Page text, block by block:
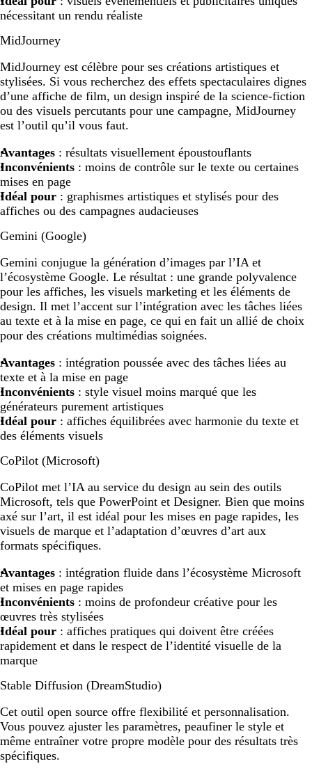
nécessitant un rendu réaliste
MidJourney
MidJourney est célèbre pour ses créations artistiques et
stylisées. Si vous recherchez des effets spectaculaires dignes
d’une affiche de film, un design inspiré de la science-fiction
ou des visuels percutants pour une campagne, MidJourney
est l’outil qu’il vous faut.
Avantages : résultats visuellement époustouflants
Inconvénients : moins de contrôle sur le texte ou certaines
mises en page
Idéal pour : graphismes artistiques et stylisés pour des
affiches ou des campagnes audacieuses
Gemini (Google)
Gemini conjugue la génération d’images par l’IA et
l’écosystème Google. Le résultat : une grande polyvalence
pour les affiches, les visuels marketing et les éléments de
design. Il met l’accent sur l’intégration avec les tâches liées
au texte et à la mise en page, ce qui en fait un allié de choix
pour des créations multimédias soignées.
Avantages : intégration poussée avec des tâches liées au
texte et à la mise en page
Inconvénients : style visuel moins marqué que les
générateurs purement artistiques
Idéal pour : affiches équilibrées avec harmonie du texte et
des éléments visuels
CoPilot (Microsoft)
CoPilot met l’IA au service du design au sein des outils
Microsoft, tels que PowerPoint et Designer. Bien que moins
axé sur l’art, il est idéal pour les mises en page rapides, les
visuels de marque et l’adaptation d’œuvres d’art aux
formats spécifiques.
Avantages : intégration fluide dans l’écosystème Microsoft
et mises en page rapides
Inconvénients : moins de profondeur créative pour les
œuvres très stylisées
Idéal pour : affiches pratiques qui doivent être créées
rapidement et dans le respect de l’identité visuelle de la
marque
Stable Diffusion (DreamStudio)
Cet outil open source offre flexibilité et personnalisation.
Vous pouvez ajuster les paramètres, peaufiner le style et
même entraîner votre propre modèle pour des résultats très
spécifiques.